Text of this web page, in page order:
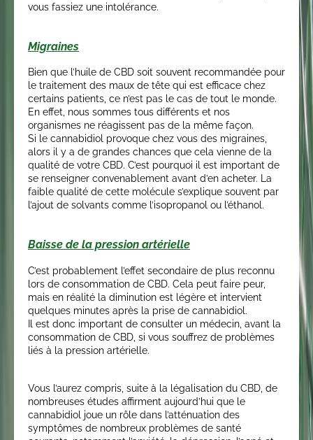
vous fassiez une intolérance.
Migraines
Bien que l’huile de CBD soit souvent recommandée pour
le traitement des maux de tête qui est efficace chez
certains patients, ce n’est pas le cas de tout le monde.
En effet, nous sommes tous différents et nos
organismes ne réagissent pas de la même façon.
Si le cannabidiol provoque chez vous des migraines,
alors il y a de grandes chances que cela vienne de la
qualité de votre CBD. C’est pourquoi il est important de
se renseigner convenablement avant d’en acheter. La
faible qualité de cette molécule s’explique souvent par
l’ajout de solvants comme l’isopropanol ou l’éthanol.
Baisse de la pression artérielle
C’est probablement l’effet secondaire de plus reconnu
lors de consommation de CBD. Cela peut faire peur,
mais en réalité la diminution est légère et intervient
quelques minutes après la prise de cannabidiol.
Il est donc important de consulter un médecin, avant la
consommation de CBD, si vous souffrez de problèmes
liés à la pression artérielle.
Vous l’aurez compris, suite à la légalisation du CBD, de
nombreuses études affirment aujourd’hui que le
cannabidiol joue un rôle dans l’atténuation des
symptômes de nombreux problèmes de santé